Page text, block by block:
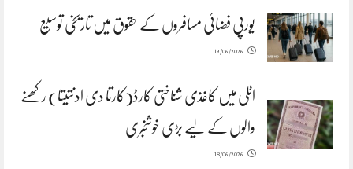
یورپی فضائی مسافروں کے حقوق میں تاریخی توسیع
19/06/2026
اٹلی میں کاغذی شناختی کارڈ(کارتا دی ادنتیتا) رکھنے
والوں کے لیے بڑی خوشخبری
18/06/2026